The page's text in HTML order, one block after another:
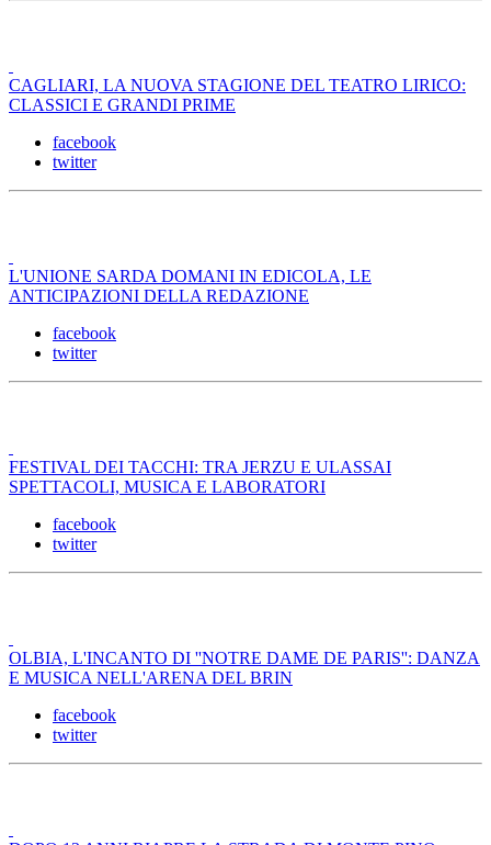
CAGLIARI, LA NUOVA STAGIONE DEL TEATRO LIRICO:
CLASSICI E GRANDI PRIME
facebook
twitter
L'UNIONE SARDA DOMANI IN EDICOLA, LE
ANTICIPAZIONI DELLA REDAZIONE
facebook
twitter
FESTIVAL DEI TACCHI: TRA JERZU E ULASSAI
SPETTACOLI, MUSICA E LABORATORI
facebook
twitter
OLBIA, L'INCANTO DI ''NOTRE DAME DE PARIS'': DANZA
E MUSICA NELL'ARENA DEL BRIN
facebook
twitter